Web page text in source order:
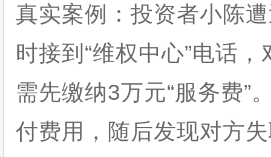
真实案例：投资者小陈
时接到“维权中心”电话
需先缴纳3万元“服务费”
付费用，随后发现对方